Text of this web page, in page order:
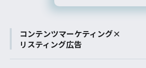
コンテンツマーケティング×
リスティング広告